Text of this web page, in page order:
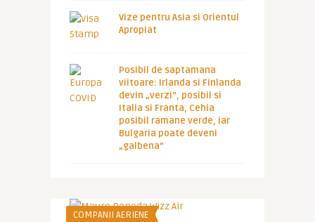
Vize pentru Asia si Orientul
Apropiat
Posibil de saptamana
viitoare: Irlanda si Finlanda
devin „verzi”, posibil si
Italia si Franta, Cehia
posibil ramane verde, iar
Bulgaria poate deveni
„galbena”
COMPANII AERIENE